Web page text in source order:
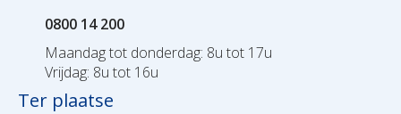
0800 14 200
Maandag tot donderdag: 8u tot 17u
Vrijdag: 8u tot 16u
Ter plaatse